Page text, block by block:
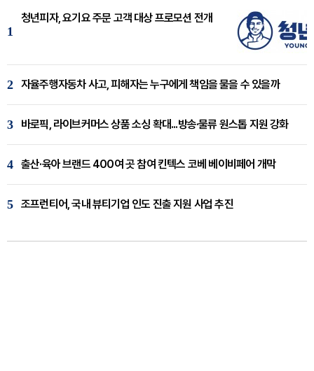
1
청년피자, 요기요 주문 고객 대상 프로모션 전개
2 자율주행자동차 사고, 피해자는 누구에게 책임을 물을 수 있을까
3 바로픽, 라이브커머스 상품 소싱 확대...방송·물류 원스톱 지원 강화
4 출산·육아 브랜드 400여 곳 참여 킨텍스 코베 베이비페어 개막
5 조프런티어, 국내 뷰티기업 인도 진출 지원 사업 추진